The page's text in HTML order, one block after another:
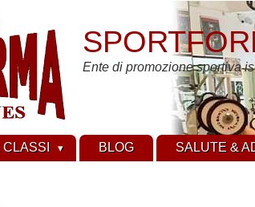
Ente di promozione sportiva
CLASSI BLOG SALUTE &